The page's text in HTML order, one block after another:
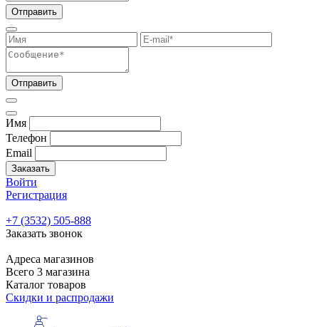
Отправить
Отправить
Имя
Телефон
Email
Заказать
Войти
Регистрация
+7 (3532) 505-888
Заказать звонок
Адреса магазинов
Всего 3 магазина
Каталог товаров
Скидки и распродажи